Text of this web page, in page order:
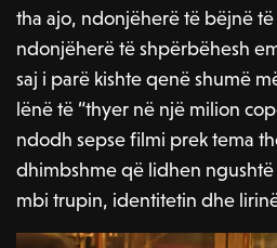
tha ajo, ndonjëherë të bëjnë
ndonjëherë të shpërbëhesh
saj i parë kishte qenë shumë
lënë të “thyer në një milion
ndodh sepse filmi prek tema
dhimbshme që lidhen
mbi trupin, identitetin dhe